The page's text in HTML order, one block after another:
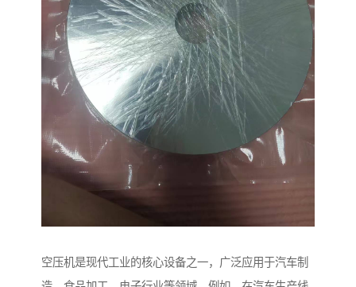
空压机是现代工业的核心设备之一，广泛应用于汽车制